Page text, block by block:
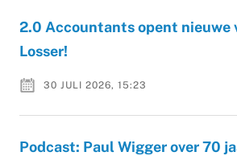
2.0 Accountants opent nieuwe
Losser!
30 JULI 2026, 15:23
Podcast: Paul Wigger over 70